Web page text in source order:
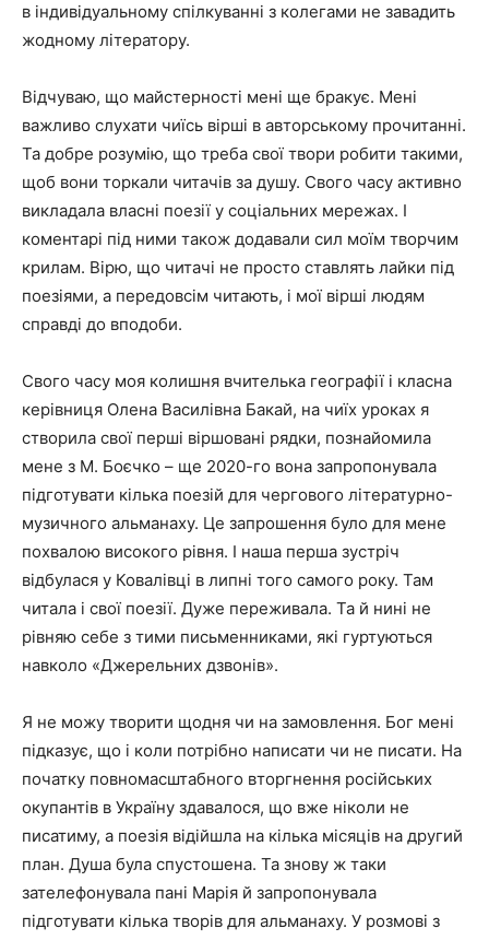
в індивідуальному спілкуванні з колегами не завадить
жодному літератору.
Відчуваю, що майстерності мені ще бракує. Мені
важливо слухати чиїсь вірші в авторському прочитанні.
Та добре розумію, що треба свої твори робити такими,
щоб вони торкали читачів за душу. Свого часу активно
викладала власні поезії у соціальних мережах. І
коментарі під ними також додавали сил моїм творчим
крилам. Вірю, що читачі не просто ставлять лайки під
поезіями, а передовсім читають, і мої вірші людям
справді до вподоби.
Свого часу моя колишня вчителька географії і класна
керівниця Олена Василівна Бакай, на чиїх уроках я
створила свої перші віршовані рядки, познайомила
мене з М. Боєчко – ще 2020-го вона запропонувала
підготувати кілька поезій для чергового літературно-
музичного альманаху. Це запрошення було для мене
похвалою високого рівня. І наша перша зустріч
відбулася у Ковалівці в липні того самого року. Там
читала і свої поезії. Дуже переживала. Та й нині не
рівняю себе з тими письменниками, які гуртуються
навколо «Джерельних дзвонів».
Я не можу творити щодня чи на замовлення. Бог мені
підказує, що і коли потрібно написати чи не писати. На
початку повномасштабного вторгнення російських
окупантів в Україну здавалося, що вже ніколи не
писатиму, а поезія відійшла на кілька місяців на другий
план. Душа була спустошена. Та знову ж таки
зателефонувала пані Марія й запропонувала
підготувати кілька творів для альманаху. У розмові з